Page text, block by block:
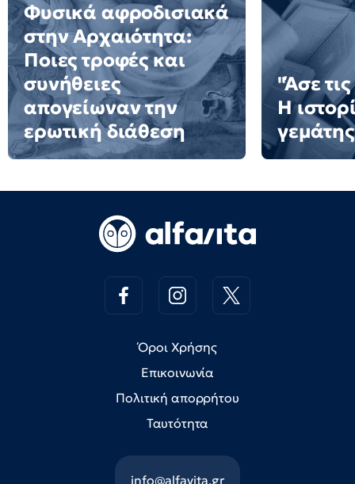
Φυσικά αφροδισιακά
στην Αρχαιότητα:
Ποιες τροφές και
συνήθειες
απογείωναν την
ερωτική διάθεση
"Άσε
Η
Όροι Χρήσης
Επικοινωνία
Πολιτική απορρήτου
Ταυτότητα
info@alfavita.gr